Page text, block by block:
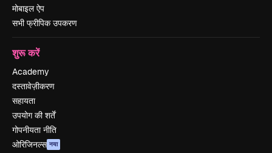
मोबाइल ऐप
सभी फ्रीपिक उपकरण
शुरू करें
Academy
दस्तावेज़ीकरण
सहायता
उपयोग की शर्तें
गोपनीयता नीति
ओरिजिनल्स नया